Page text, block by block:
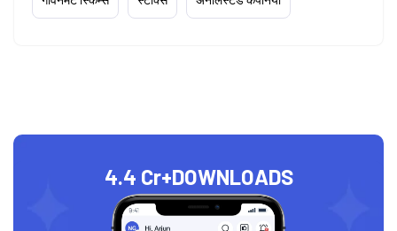
4.4 Cr+DOWNLOADS